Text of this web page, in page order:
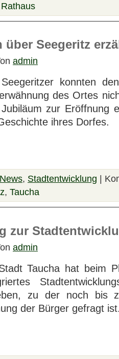
Rathaus
über Seegeritz
admin
konnten
des Ortes
zur Eröffnung
ihres Dorfes.
News, Stadtentwicklung
, Taucha
zur
admin
Taucha hat beim
zu der noch bis
der Bürger gefragt